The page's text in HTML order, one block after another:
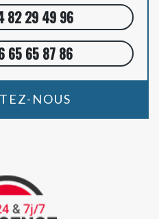
82 29 49 96
65 65 87 86
NOUS